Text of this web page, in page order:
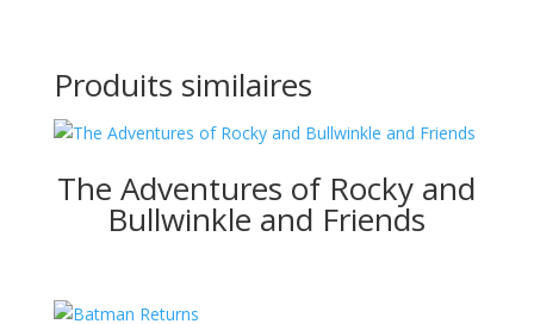
Produits similaires
The Adventures of Rocky and
Bullwinkle and Friends